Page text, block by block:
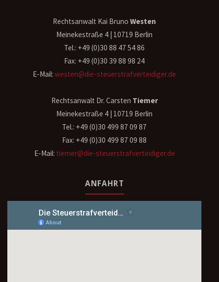
Rechtsanwalt Kai BrunoWesten
Meinekestraße 4 | 10719 Berlin
Tel.: +49 (0)30 88 47 54 86
Fax: +49 (0)30 39 88 98 24
E-Mail:westen@die-steuerstrafverteidiger.de
Rechtsanwalt Dr. Carsten Tiemer
Meinekestraße 4 | 10719 Berlin
Tel.: +49 (0)30 499 87 09 87
Fax: +49 (0)30 499 87 09 88
E-Mail: tiemer@die-steuerstrafverteidiger.de
ANFAHRT